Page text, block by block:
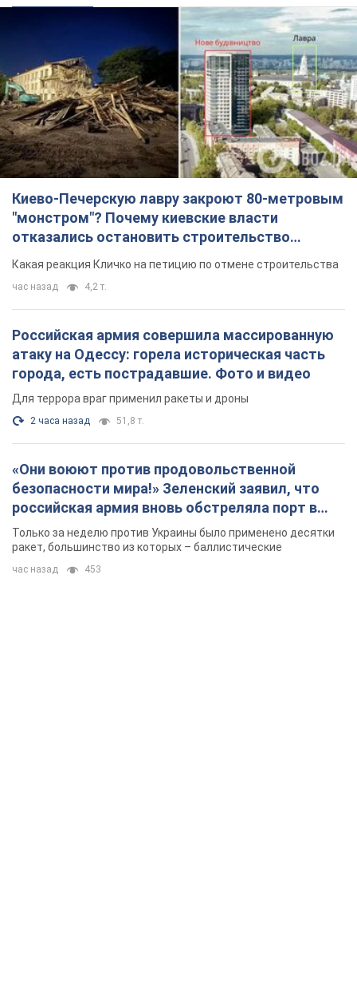
"монстром"? Почему киевские власти
отказались остановить строительство
небоскреба "московского верующего"
Какая реакция Кличко на петицию по отмене строительства
час назад 4,2 т.
Российская армия совершила массированную
атаку на Одессу: горела историческая часть
города, есть пострадавшие. Фото и видео
Для террора враг применил ракеты и дроны
2 часа назад 51,8 т.
«Они воюют против продовольственной
безопасности мира!» Зеленский заявил, что
ракет, большинство из которых – баллистические
час назад 453